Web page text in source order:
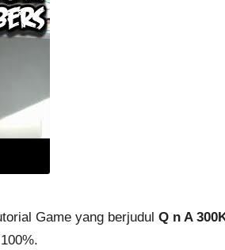
Game yang berjudul Q n A